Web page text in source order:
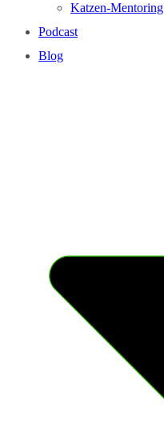
Katzen-Mentoring
Podcast
Blog